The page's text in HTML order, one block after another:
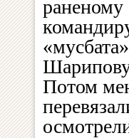
раненому
Потом